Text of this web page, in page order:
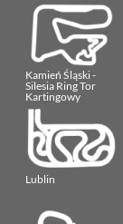
Kamień Śląski -
Silesia Ring Tor
Kartingowy
Lublin